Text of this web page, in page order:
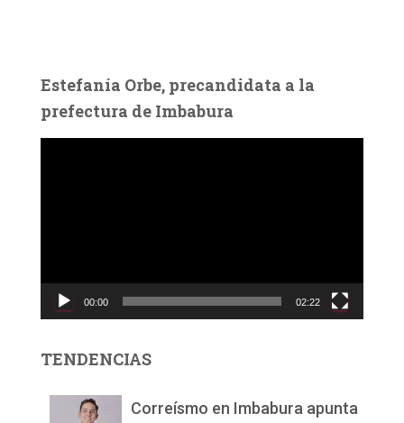
Estefanía Orbe, precandidata a la
prefectura de Imbabura
c
d
00:00 02:22
TENDENCIAS
Correísmo en Imbabura apunta